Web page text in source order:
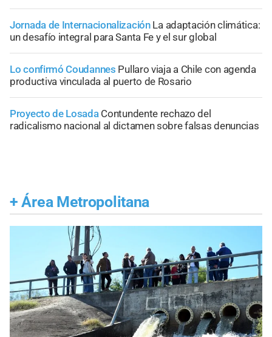
Jornada de Internacionalización La adaptación climática:
un desafío integral para Santa Fe y el sur global
Lo confirmó Coudannes Pullaro viaja a Chile con agenda
productiva vinculada al puerto de Rosario
Proyecto de Losada Contundente rechazo del
radicalismo nacional al dictamen sobre falsas denuncias
+ Área Metropolitana